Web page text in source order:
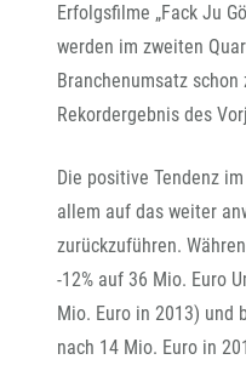
Erfolgsfilme „Fack Ju
werden im zweiten
Branchenumsatz
Rekordergebnis des
Die positive Tendenz
allem auf das weiter
zurückzuführen.
-12% auf 36 Mio. Euro
Mio. Euro in 2013) und
nach 14 Mio. Euro in